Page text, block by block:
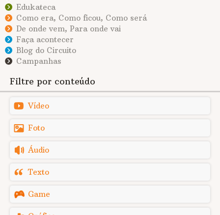
Edukateca
Como era, Como ficou, Como será
De onde vem, Para onde vai
Faça acontecer
Blog do Circuito
Campanhas
Filtre por conteúdo
Vídeo
Foto
Áudio
Texto
Game